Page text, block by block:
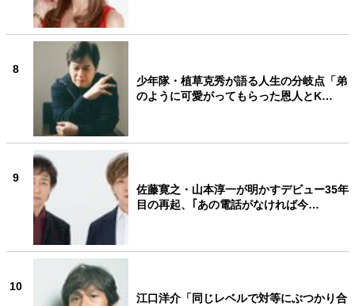
8
少年隊・植草克秀が語る人生の分岐点「弟
のように可愛がってもらった恩人とK…
9
佐藤寛之・山本淳一が明かすデビュー35年
目の再起、｢あの電話がなければ今…
10
江口洋介「同じレベルで対等にぶつかり合